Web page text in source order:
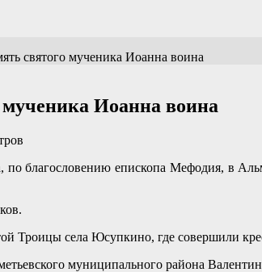
святого мученика Иоанна воина
Иоанна воина
по благословению епископа Мефодия, в
Троицы села Юсупкино, где совершили
муниципального района